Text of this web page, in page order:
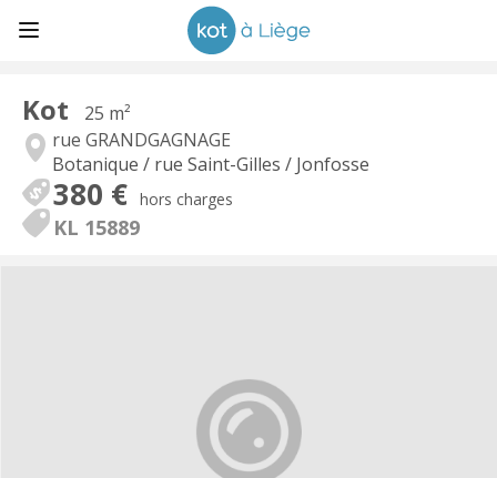
Kot
25 m²
rue GRANDGAGNAGE
Botanique / rue Saint-Gilles / Jonfosse
380 € hors charges
KL 15889